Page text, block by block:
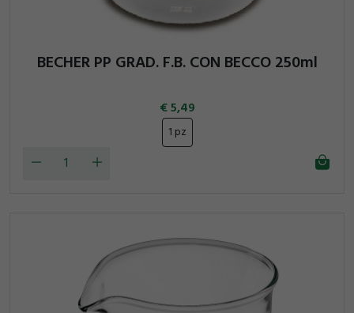
BECHER PP GRAD. F.B. CON BECCO 250ml
5,49
1 pz